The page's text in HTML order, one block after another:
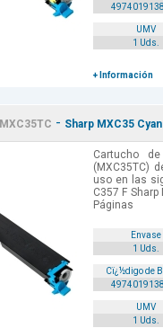
UMV
1 Uds.
+ Información
MXC35TC - Sharp MXC35
Cartucho
(MXC35TC)
uso en las
C357 F
Páginas
Envase
1 Uds.
Cï¿½digo de
UMV
1 Uds.